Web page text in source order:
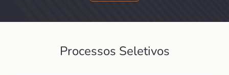
Processos Seletivos